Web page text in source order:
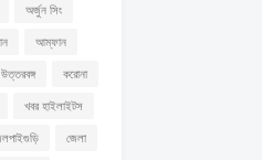
অর্জুন সিং
আম্ফান
উত্তরবঙ্গ
করোনা
খবর হাইলাইটস
জেলা